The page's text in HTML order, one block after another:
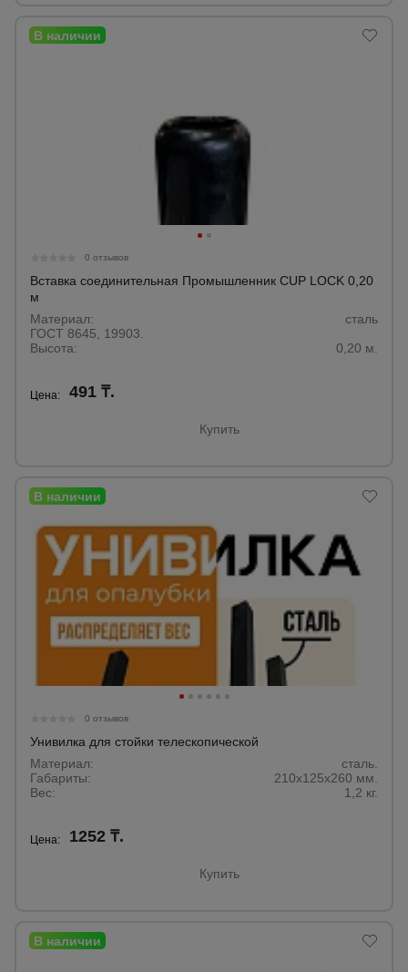
0 отзывов
Вставка соединительная Промышленник CUP LOCK 0,20
м
Материал:
сталь
ГОСТ 8645, 19903.
Высота:
0,20 м.
Цена: 491 ₸.
Купить
0 отзывов
Унивилка для стойки телескопической
Материал:
сталь.
Габариты:
210x125x260 мм.
Вес:
1,2 кг.
Цена: 1252 ₸.
Купить